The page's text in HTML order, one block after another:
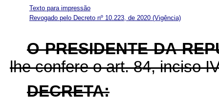
Texto para impressão
Revogado pelo Decreto nº 10.223, de 2020 (Vigência)
O PRESIDENTE DA
lhe confere o art. 84, inciso
DECRETA: